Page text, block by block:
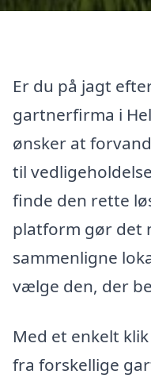
Er du på jagt
gartnerfirma i
ønsker at
til
finde den rette
platform gør det
sammenligne
vælge den, der
Med et enkelt
fra forskellige